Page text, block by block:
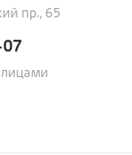
пр., 65